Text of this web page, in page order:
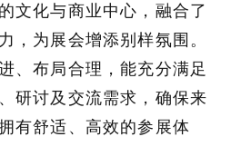
文化与商业中心，融合了
，为展会增添别样氛围。
、布局合理，能充分满足
研讨及交流需求，确保来
有舒适、高效的参展体